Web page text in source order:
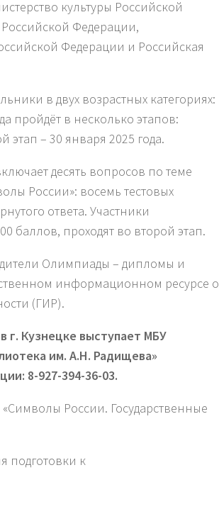
культуры Российской
Федерации,
Федерации и Российская
в двух возрастных категориях:
пройдёт в несколько этапов:
этап – 30 января 2025 года.
десять вопросов по теме
России»: восемь тестовых
ответа. Участники
баллов, проходят во второй этап.
Олимпиады – дипломы и
информационном ресурсе о
(ГИР).
г. Кузнецке выступает МБУ
им. А.Н. Радищева»
8-927-394-36-03.
России. Государственные
подготовки к